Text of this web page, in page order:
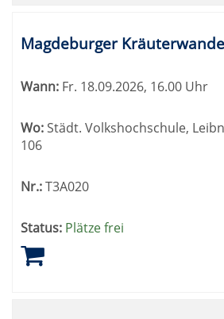
Magdeburger
Wann: Fr. 18.09.2026, 16.00 Uhr
Wo:Städt. Volkshochschule,
106
Nr.:T3A020
Status: Plätze frei